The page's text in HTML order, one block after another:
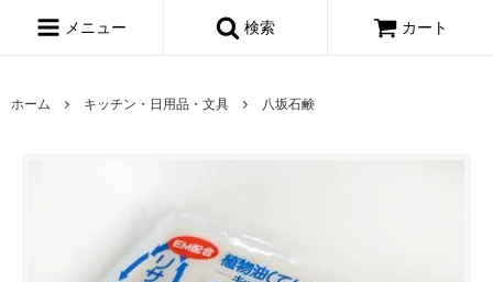
メニュー 検索 カート
ホーム キッチン・日用品・文具 八坂石鹸